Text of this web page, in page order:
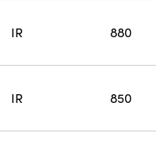
IR 880
IR 850